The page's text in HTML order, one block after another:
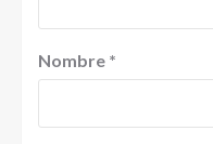
Nombre *